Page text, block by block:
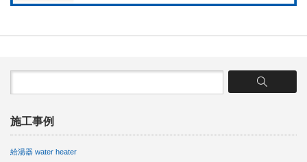
施工事例
給湯器 water heater